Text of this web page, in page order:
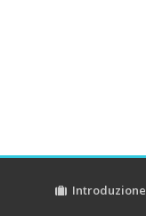
Introduzione